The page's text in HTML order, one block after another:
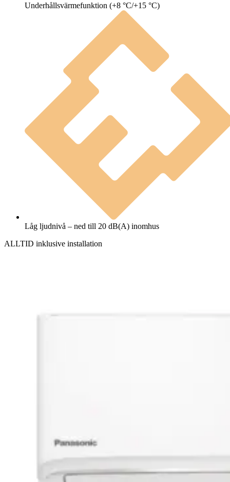
Underhållsvärmefunktion (+8 °C/+15 °C)
Låg ljudnivå – ned till 20 dB(A) inomhus
ALLTID inklusive installation